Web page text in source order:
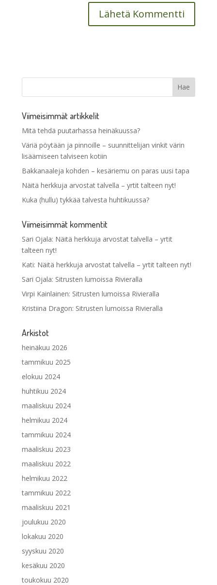
Viimeisimmät artikkelit
Mitä tehdä puutarhassa heinäkuussa?
Väriä pöytään ja pinnoille – suunnittelijan vinkit värin
lisäämiseen talviseen kotiin
Bakkanaaleja kohden – kesäriemu on paras uusi tapa
Näitä herkkuja arvostat talvella – yrtit talteen nyt!
Kuka (hullu) tykkää talvesta huhtikuussa?
Viimeisimmät kommentit
Sari Ojala: Näitä herkkuja arvostat talvella – yrtit
talteen nyt!
Kati: Näitä herkkuja arvostat talvella – yrtit talteen nyt!
Sari Ojala: Sitrusten lumoissa Rivieralla
Virpi Kainlainen: Sitrusten lumoissa Rivieralla
Kristiina Dragon: Sitrusten lumoissa Rivieralla
Arkistot
heinäkuu 2026
tammikuu 2025
elokuu 2024
huhtikuu 2024
maaliskuu 2024
helmikuu 2024
tammikuu 2024
maaliskuu 2023
maaliskuu 2022
helmikuu 2022
tammikuu 2022
maaliskuu 2021
joulukuu 2020
lokakuu 2020
syyskuu 2020
kesäkuu 2020
toukokuu 2020